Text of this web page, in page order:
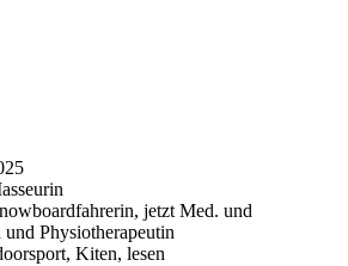
jetzt Med. und
Physiotherapeutin
Kiten, lesen